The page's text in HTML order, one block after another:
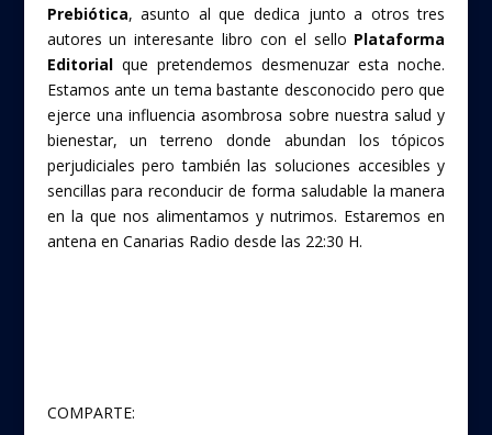
Prebiótica, asunto al que dedica junto a otros tres
autores un interesante libro con el sello Plataforma
Editorialque pretendemos desmenuzar esta noche.
Estamos ante un tema bastante desconocido pero que
ejerce una influencia asombrosa sobre nuestra salud y
bienestar, un terreno donde abundan los tópicos
perjudiciales pero también las soluciones accesibles y
sencillas para reconducir de forma saludable la manera
en la que nos alimentamos y nutrimos. Estaremos en
antena en Canarias Radio desde las 22:30 H.
COMPARTE: